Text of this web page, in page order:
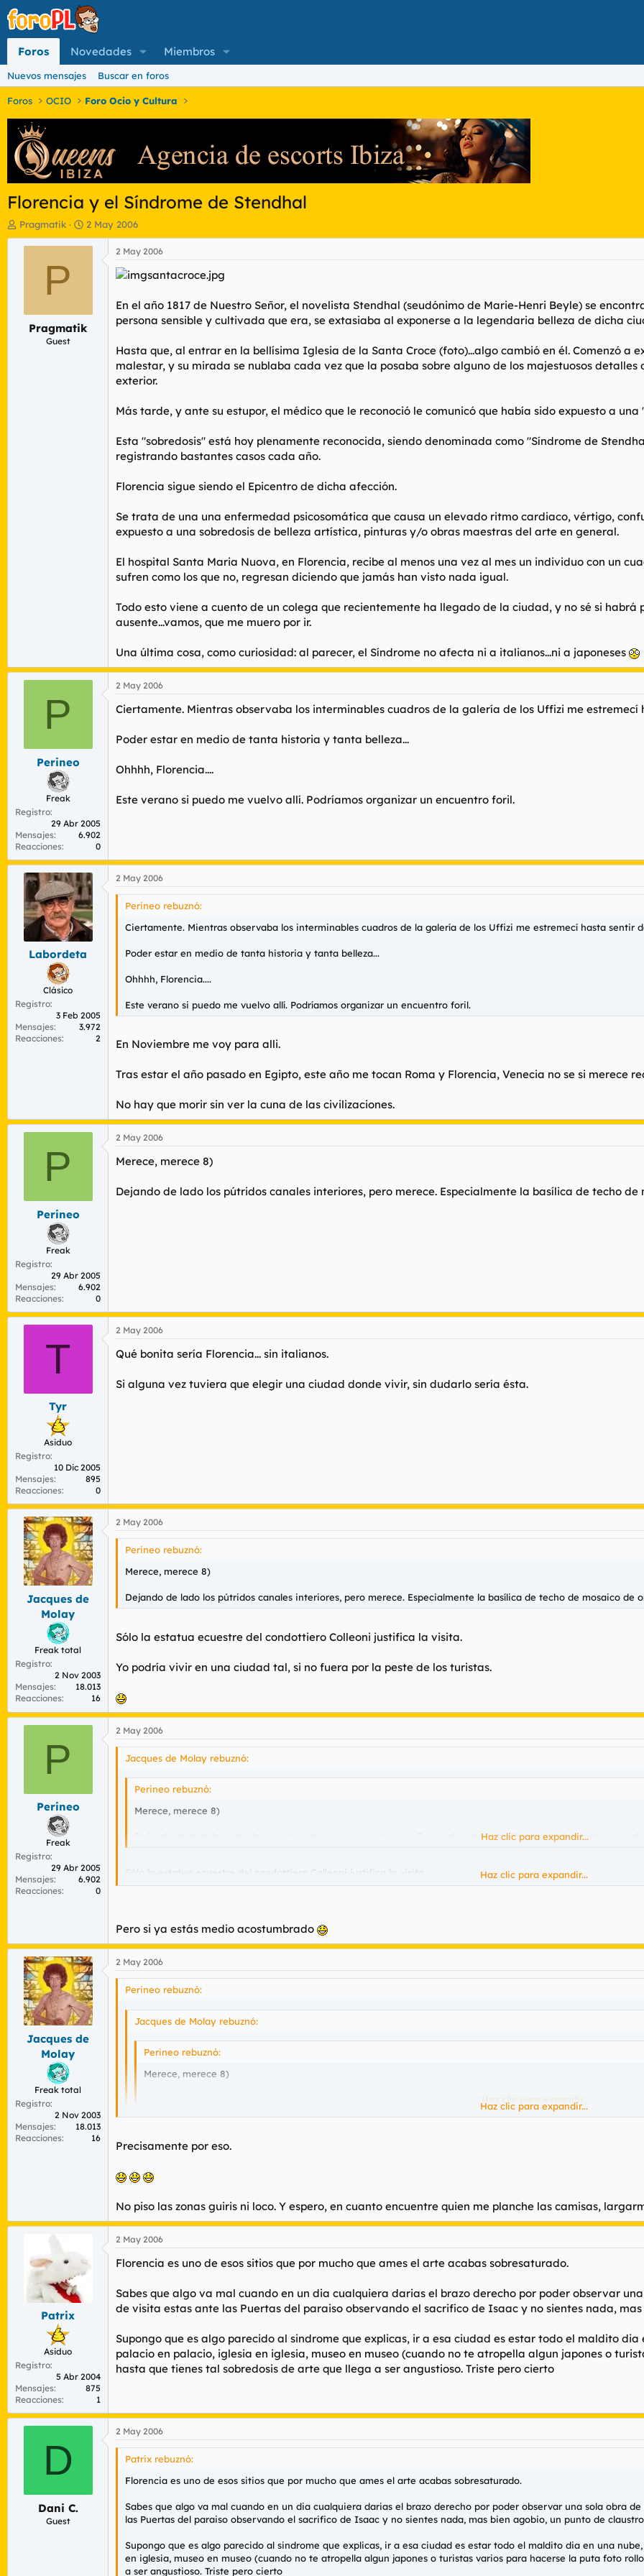
Foros Novedades Miembros
Nuevos mensajes Buscar en foros
Foros OCIO Foro Ocio y Cultura
Florencia y el Síndrome de Stendhal
I
n
o
Pragmatik
F
e
c
i
n
2 May 2006
P
Pragmatik
Guest
2 May 2006
En el año 1817 de Nuestro Señor, el novelista Stendhal (seudónimo de Marie-Henri Beyle) se
persona sensible y cultivada que era, se extasiaba al exponerse a la legendaria belleza de dicha
Hasta que, al entrar en la bellísima Iglesia de la Santa Croce (foto)...algo cambió en él. Comenzó a
malestar, y su mirada se nublaba cada vez que la posaba sobre alguno de los majestuosos
exterior.
Más tarde, y ante su estupor, el médico que le reconoció le comunicó que había sido expuesto a una
Esta "sobredosis" está hoy plenamente reconocida, siendo denominada como "Síndrome de
registrando bastantes casos cada año.
Florencia sigue siendo el Epicentro de dicha afección.
Se trata de una una enfermedad psicosomática que causa un elevado ritmo cardiaco, vértigo,
expuesto a una sobredosis de belleza artística, pinturas y/o obras maestras del arte en general.
El hospital Santa Maria Nuova, en Florencia, recibe al menos una vez al mes un individuo con un
sufren como los que no, regresan diciendo que jamás han visto nada igual.
Todo esto viene a cuento de un colega que recientemente ha llegado de la ciudad, y no sé si
ausente...vamos, que me muero por ir.
Una última cosa, como curiosidad: al parecer, el Síndrome no afecta ni a italianos...ni a japoneses
P
Perineo
Freak
Registro
29 Abr 2005
Mensajes
6.902
Reacciones
0
2 May 2006
Ciertamente. Mientras observaba los interminables cuadros de la galería de los Uffizi me estremecí
Poder estar en medio de tanta historia y tanta belleza...
Ohhhh, Florencia....
Este verano si puedo me vuelvo allí. Podríamos organizar un encuentro foril.
Labordeta
Clásico
Registro
3 Feb 2005
Mensajes
3.972
Reacciones
2
2 May 2006
Perineo rebuznó:
Ciertamente. Mientras observaba los interminables cuadros de la galería de los Uffizi me estremecí hasta sentir
Poder estar en medio de tanta historia y tanta belleza...
Ohhhh, Florencia....
Este verano si puedo me vuelvo allí. Podríamos organizar un encuentro foril.
En Noviembre me voy para alli.
Tras estar el año pasado en Egipto, este año me tocan Roma y Florencia, Venecia no se si merece
No hay que morir sin ver la cuna de las civilizaciones.
P
Perineo
Freak
Registro
29 Abr 2005
Mensajes
6.902
Reacciones
0
2 May 2006
Merece, merece 8)
Dejando de lado los pútridos canales interiores, pero merece. Especialmente la basílica de techo de
T
Tyr
Asiduo
Registro
10 Dic 2005
Mensajes
895
Reacciones
0
2 May 2006
Qué bonita sería Florencia... sin italianos.
Si alguna vez tuviera que elegir una ciudad donde vivir, sin dudarlo sería ésta.
Jacques de
Molay
Freak total
Registro
2 Nov 2003
Mensajes
18.013
Reacciones
16
2 May 2006
Perineo rebuznó:
Merece, merece 8)
Dejando de lado los pútridos canales interiores, pero merece. Especialmente la basílica de techo de mosaico de
Sólo la estatua ecuestre del condottiero Colleoni justifica la visita.
Yo podría vivir en una ciudad tal, si no fuera por la peste de los turistas.
P
Perineo
Freak
Registro
29 Abr 2005
Mensajes
6.902
Reacciones
0
2 May 2006
Jacques de Molay rebuznó:
Perineo rebuznó:
Merece, merece 8)
Dejando de lado los pútridos canales interiores, pero merece. Especialmente la basílica de techo de mosaico de
Haz clic para expandir...
Sólo la estatua ecuestre del condottiero Colleoni justifica la visita. Haz clic para expandir...
Pero si ya estás medio acostumbrado
Jacques de
Molay
Freak total
Registro
2 Nov 2003
Mensajes
18.013
Reacciones
16
2 May 2006
Perineo rebuznó:
Jacques de Molay rebuznó:
Perineo rebuznó:
Merece, merece 8)
Dejando de lado los pútridos canales interiores, pero merece. Especialmente la basílica de techo de mosaico
Haz clic para expandir...
Pero si ya estás medio acostumbrado
Haz clic para expandir...
Precisamente por eso.
No piso las zonas guiris ni loco. Y espero, en cuanto encuentre quien me planche las camisas,
Patrix
Asiduo
Registro
5 Abr 2004
Mensajes
875
Reacciones
1
2 May 2006
Florencia es uno de esos sitios que por mucho que ames el arte acabas sobresaturado.
Sabes que algo va mal cuando en un dia cualquiera darias el brazo derecho por poder observar
de visita estas ante las Puertas del paraiso observando el sacrifico de Isaac y no sientes nada,
Supongo que es algo parecido al sindrome que explicas, ir a esa ciudad es estar todo el maldito
palacio en palacio, iglesia en iglesia, museo en museo (cuando no te atropella algun japones o
hasta que tienes tal sobredosis de arte que llega a ser angustioso. Triste pero cierto
D
Dani C.
Guest
2 May 2006
Patrix rebuznó:
Florencia es uno de esos sitios que por mucho que ames el arte acabas sobresaturado.
Sabes que algo va mal cuando en un dia cualquiera darias el brazo derecho por poder observar una sola obra
las Puertas del paraiso observando el sacrifico de Isaac y no sientes nada, mas bien agobio, un punto de
Supongo que es algo parecido al sindrome que explicas, ir a esa ciudad es estar todo el maldito dia en una
en iglesia, museo en museo (cuando no te atropella algun japones o turistas varios para hacerse la puta foto
a ser angustioso. Triste pero cierto